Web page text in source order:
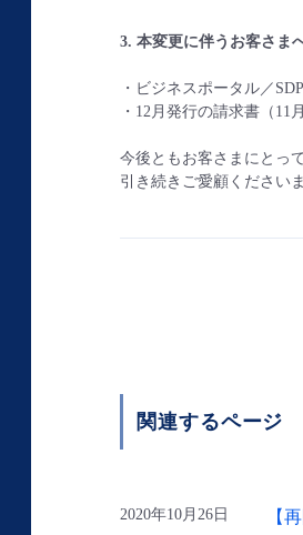
3. 本変更に伴うお客さま
・ビジネスポータル／
・12月発行の請求書（11
今後ともお客さまにとっ
引き続きご愛顧ください
関連するページ
2020年10月26日 【